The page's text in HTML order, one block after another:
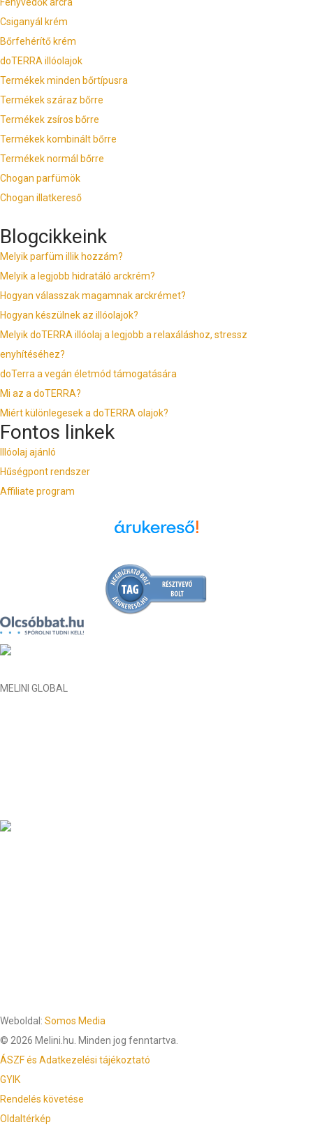
Csiganyál krém
Bőrfehérítő krém
doTERRA illóolajok
Termékek minden bőrtípusra
Termékek száraz bőrre
Termékek zsíros bőrre
Termékek kombinált bőrre
Termékek normál bőrre
Chogan parfümök
Chogan illatkereső
Blogcikkeink
Melyik parfüm illik hozzám?
Melyik a legjobb hidratáló arckrém?
Hogyan válasszak magamnak arckrémet?
Hogyan készülnek az illóolajok?
Melyik doTERRA illóolaj a legjobb a relaxáláshoz, stressz
enyhítéséhez?
doTerra a vegán életmód támogatására
Mi az a doTERRA?
Miért különlegesek a doTERRA olajok?
Fontos linkek
Illóolaj ajánló
Hűségpont rendszer
Affiliate program
MELINI GLOBAL
Weboldal: Somos Media
© 2026 Melini.hu. Minden jog fenntartva.
ÁSZF és Adatkezelési tájékoztató
GYIK
Rendelés követése
Oldaltérkép